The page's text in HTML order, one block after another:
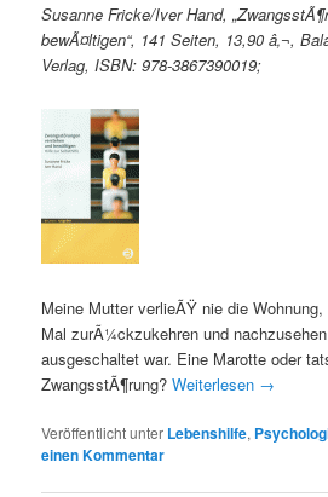
Susanne Fricke/Iver Hand,
bewÃ¤ltigen“, 141 Seiten, 13,90 â‚¬,
Verlag, ISBN: 978-3867390019;
Meine Mutter verlieÃŸ nie die
Mal zurÃ¼ckzukehren und
ausgeschaltet war. Eine Marotte oder
ZwangsstÃ¶rung?Weiterlesen →
Veröffentlicht unter Lebenshilfe,
einen Kommentar